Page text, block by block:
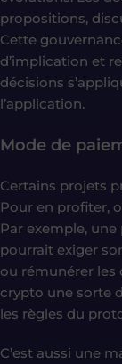
propositions,
Cette
d’implication et
décisions
l’application.
Mode de
Certains projets
Pour en profiter,
Par exemple,
pourrait exiger
ou rémunérer les
crypto une sorte
les règles du
C’est aussi une